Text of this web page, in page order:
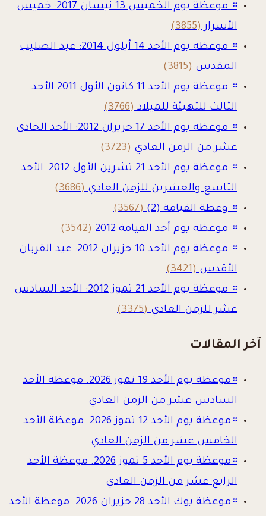
።
موعظة يوم الخميس 13 نيسان 2017: خميس
الأسرار(3855)
።
موعظة يوم الأحد 14 أيلول 2014: عيد الصليب
المقدس(3815)
።
موعظة يوم الأحد 11 كانون الأول 2011 الأحد
الثالث للتهيئة للميلاد(3766)
።
موعظة يوم الأحد 17 حزيران 2012: الأحد الحادي
عشر من الزمن العادي(3723)
።
موعظة يوم الأحد 21 تشرين الأول 2012: الأحد
التاسع والعشرين للزمن العادي(3686)
። وعظة القيامة (2)
(3567)
። موعظة يوم أحد القيامة 2012
(3542)
።
موعظة يوم الأحد 10 حزيران 2012: عيد القربان
الأقدس(3421)
።
موعظة يوم الأحد 21 تموز 2012: الأحد السادس
عشر للزمن العادي(3375)
آخر المقالات
።
موعظة يوم الأحد 19 تموز 2026. موعظة الأحد
السادس عشر من الزمن العادي
።
موعظة يوم الأحد 12 تموز 2026. موعظة الأحد
الخامس عشر من الزمن العادي
።
موعظة يوم الأحد 5 تموز 2026. موعظة الأحد
الرابع عشر من الزمن العادي
።
موعظة يوك الأحد 28 حزيران 2026. موعظة الأحد